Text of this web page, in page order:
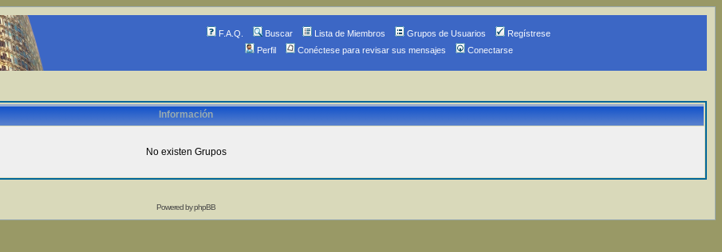
F.A.Q. Buscar Lista de Miembros Grupos de Usuarios
Regístrese
Perfil
Conéctese para revisar sus mensajes Conectarse
Información
No existen Grupos
Powered byphpBB